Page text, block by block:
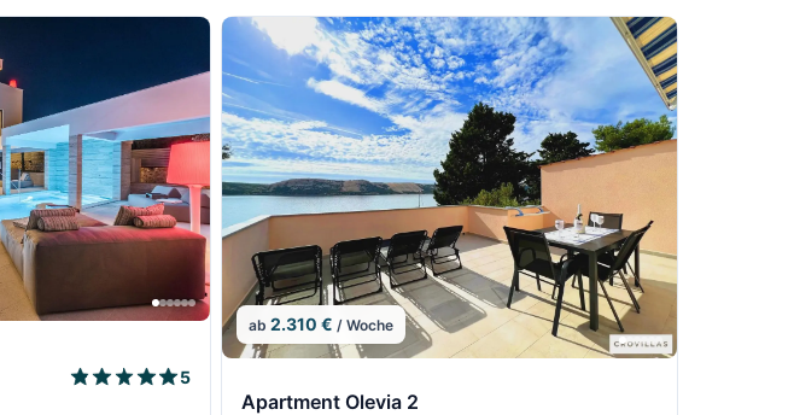
4/306
5/306
5
ab2.310 € / Woche
Apartment Olevia 2